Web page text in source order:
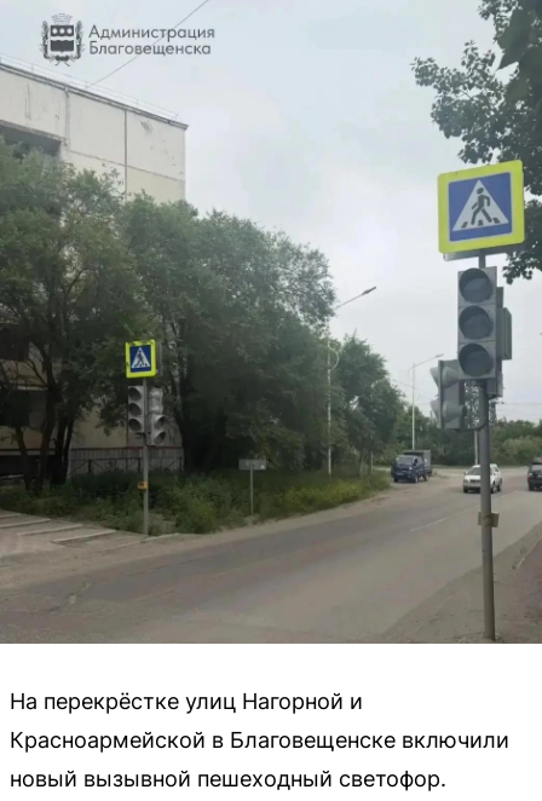
На перекрёстке улиц Нагорной и
Красноармейской в Благовещенске включили
новый вызывной пешеходный светофор.